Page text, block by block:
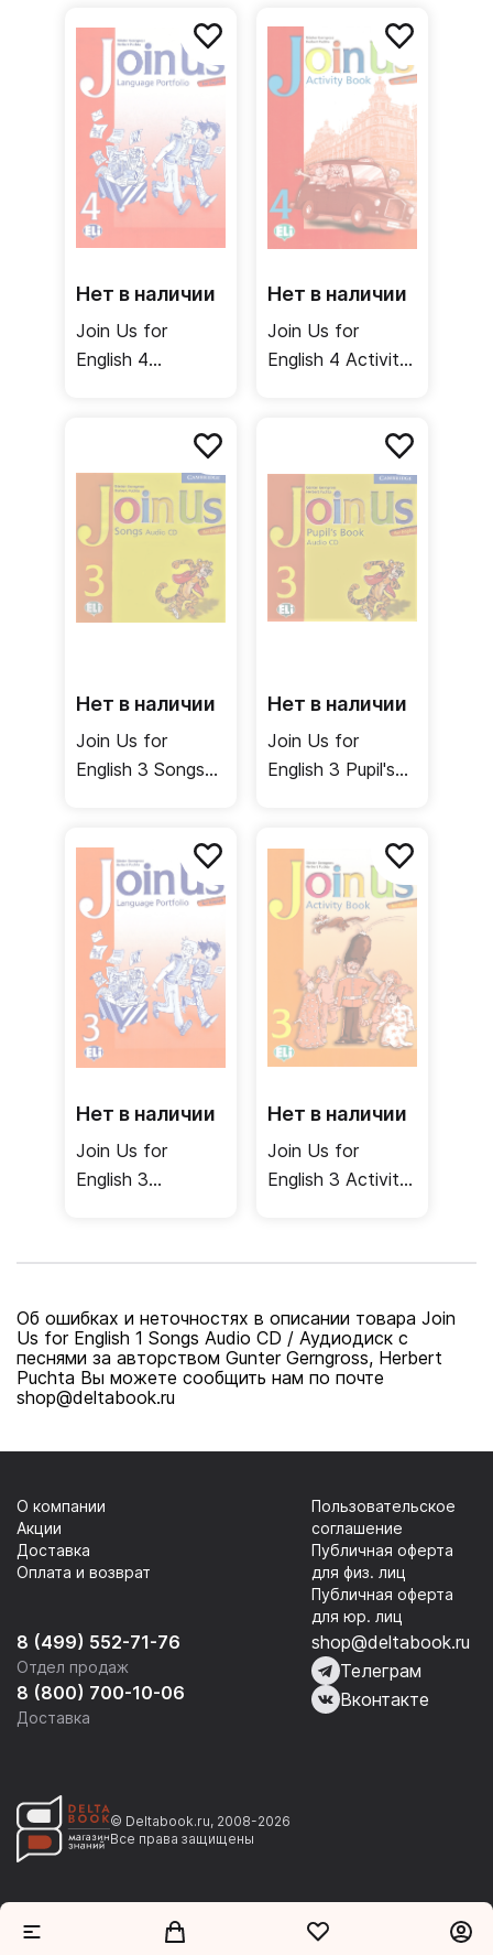
песнями
учебнику
Нет в наличии
Join Us for
English 4
портфолио
Нет в наличии
Join Us for
English 4 Activity
Нет в наличии
Join Us for
English 3 Songs
песнями
Нет в наличии
Join Us for
English 3 Pupil's
учебнику
Нет в наличии
Join Us for
English 3
Языковое
Нет в наличии
Join Us for
English 3 Activity
Об ошибках и неточностях в описании товара Join
Us for English 1 Songs Audio CD / Аудиодиск с
песнями за авторством Gunter Gerngross, Herbert
Puchta Вы можете сообщить нам по почте
shop@deltabook.ru
8 (499) 552-71-76
Отдел продаж
8 (800) 700-10-06
Доставка
О компании
Акции
Доставка
Оплата и возврат
Пользовательское
соглашение
Публичная оферта
для физ. лиц
Публичная оферта
для юр. лиц
shop@deltabook.ru
Телеграм
Вконтакте
© Deltabook.ru, 2008-2026
Все права защищены